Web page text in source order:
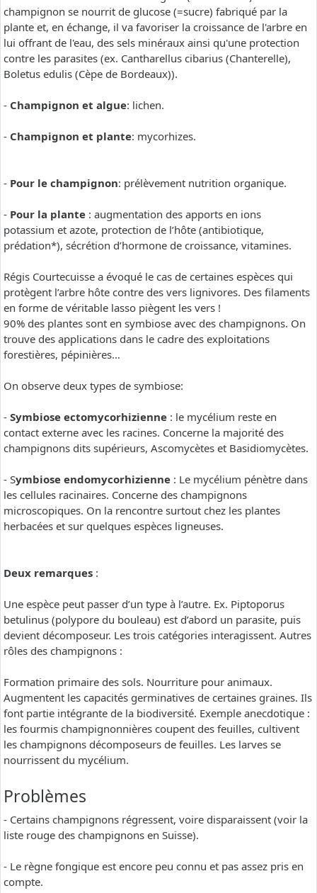
champignon se nourrit de glucose (=sucre) fabriqué par la
plante et, en échange, il va favoriser la croissance de l'arbre en
lui offrant de l'eau, des sels minéraux ainsi qu'une protection
contre les parasites (ex. Cantharellus cibarius (Chanterelle),
Boletus edulis (Cèpe de Bordeaux)).
- Champignon et algue: lichen.
- Champignon et plante: mycorhizes.
- Pour le champignon: prélèvement nutrition organique.
- Pour la plante : augmentation des apports en ions
potassium et azote, protection de l’hôte (antibiotique,
prédation*), sécrétion d’hormone de croissance, vitamines.
Régis Courtecuisse a évoqué le cas de certaines espèces qui
protègent l’arbre hôte contre des vers lignivores. Des filaments
en forme de véritable lasso piègent les vers !
90% des plantes sont en symbiose avec des champignons. On
trouve des applications dans le cadre des exploitations
forestières, pépinières…
On observe deux types de symbiose:
- Symbiose ectomycorhizienne : le mycélium reste en
contact externe avec les racines. Concerne la majorité des
champignons dits supérieurs, Ascomycètes et Basidiomycètes.
- Symbiose endomycorhizienne : Le mycélium pénètre dans
les cellules racinaires. Concerne des champignons
microscopiques. On la rencontre surtout chez les plantes
herbacées et sur quelques espèces ligneuses.
Deux remarques :
Une espèce peut passer d’un type à l’autre. Ex. Piptoporus
betulinus (polypore du bouleau) est d’abord un parasite, puis
devient décomposeur. Les trois catégories interagissent. Autres
rôles des champignons :
Formation primaire des sols. Nourriture pour animaux.
Augmentent les capacités germinatives de certaines graines. Ils
font partie intégrante de la biodiversité. Exemple anecdotique :
les fourmis champignonnières coupent des feuilles, cultivent
les champignons décomposeurs de feuilles. Les larves se
nourrissent du mycélium.
Problèmes
- Certains champignons régressent, voire disparaissent (voir la
liste rouge des champignons en Suisse).
- Le règne fongique est encore peu connu et pas assez pris en
compte.